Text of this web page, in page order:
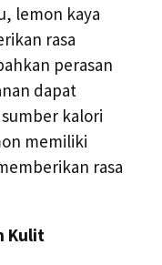
lemon kaya
rasa
perasan
dapat
kalori
memiliki
rasa
Kulit